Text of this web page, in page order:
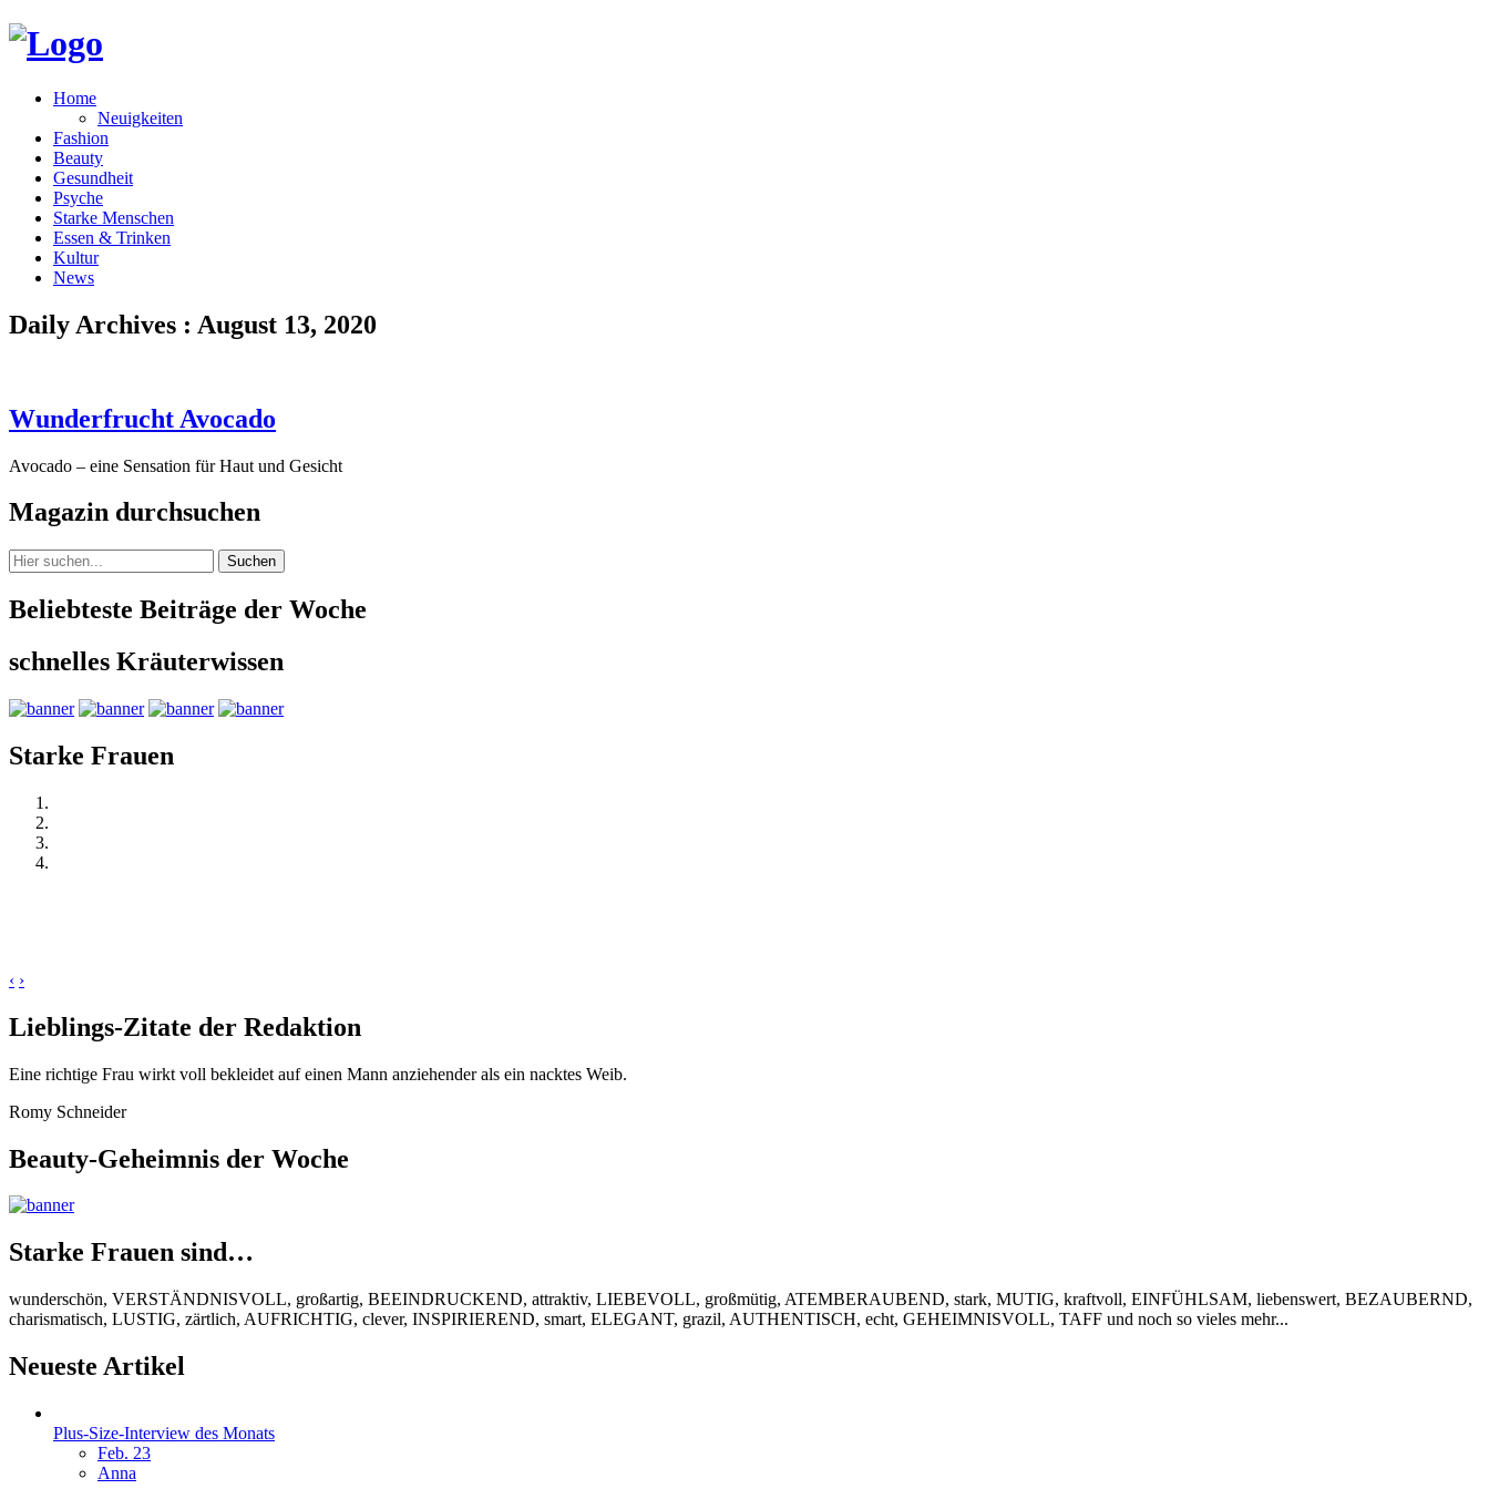
Home
Neuigkeiten
Fashion
Beauty
Gesundheit
Psyche
Starke Menschen
Essen & Trinken
Kultur
News
Daily Archives : August 13, 2020
Wunderfrucht Avocado
Avocado – eine Sensation für Haut und Gesicht
Magazin durchsuchen
Suchen
Beliebteste Beiträge der Woche
schnelles Kräuterwissen
Starke Frauen
‹ ›
Lieblings-Zitate der Redaktion
Eine richtige Frau wirkt voll bekleidet auf einen Mann anziehender als ein nacktes Weib.
Romy Schneider
Beauty-Geheimnis der Woche
Starke Frauen sind…
wunderschön, VERSTÄNDNISVOLL, großartig, BEEINDRUCKEND, attraktiv, LIEBEVOLL, großmütig, ATEMBERAUBEND, stark, MUTIG, kraftvoll, EINFÜHLSAM, liebenswert, BEZAUBERND,
charismatisch, LUSTIG, zärtlich, AUFRICHTIG, clever, INSPIRIEREND, smart, ELEGANT, grazil, AUTHENTISCH, echt, GEHEIMNISVOLL, TAFF und noch so vieles mehr...
Neueste Artikel
Plus-Size-Interview des Monats
Feb. 23
Anna